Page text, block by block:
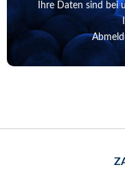
Ihre Daten sind bei